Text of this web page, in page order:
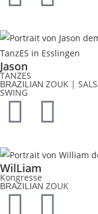
Jason
TANZES
BRAZILIAN ZOUK |
SWING
WilLiam
Kongresse
BRAZILIAN ZOUK